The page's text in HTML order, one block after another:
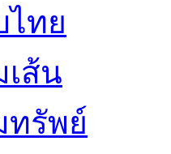
ไทย
เส้น
ทรัพย์